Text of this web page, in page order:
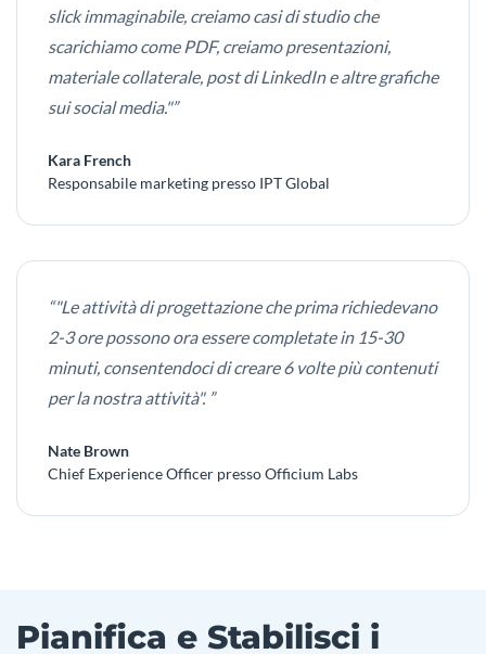
slick immaginabile, creiamo casi di studio che
scarichiamo come PDF, creiamo presentazioni,
materiale collaterale, post di LinkedIn e altre grafiche
sui social media."”
Kara French
Responsabile marketing presso IPT Global
“"Le attività di progettazione che prima richiedevano
2-3 ore possono ora essere completate in 15-30
minuti, consentendoci di creare 6 volte più contenuti
per la nostra attività". ”
Nate Brown
Chief Experience Officer presso Officium Labs
Pianifica e Stabilisci i